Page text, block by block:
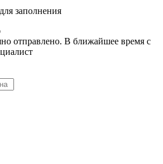
заполнения
отправлено. В ближайшее время с